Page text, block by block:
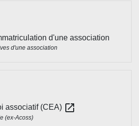
d'une association
d'une association
associatif (CEA) open_in_new
(ex-Acoss)